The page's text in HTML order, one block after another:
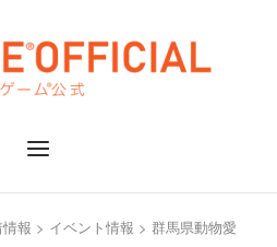
Menu
報 > イベント情報 > 群馬県動物愛